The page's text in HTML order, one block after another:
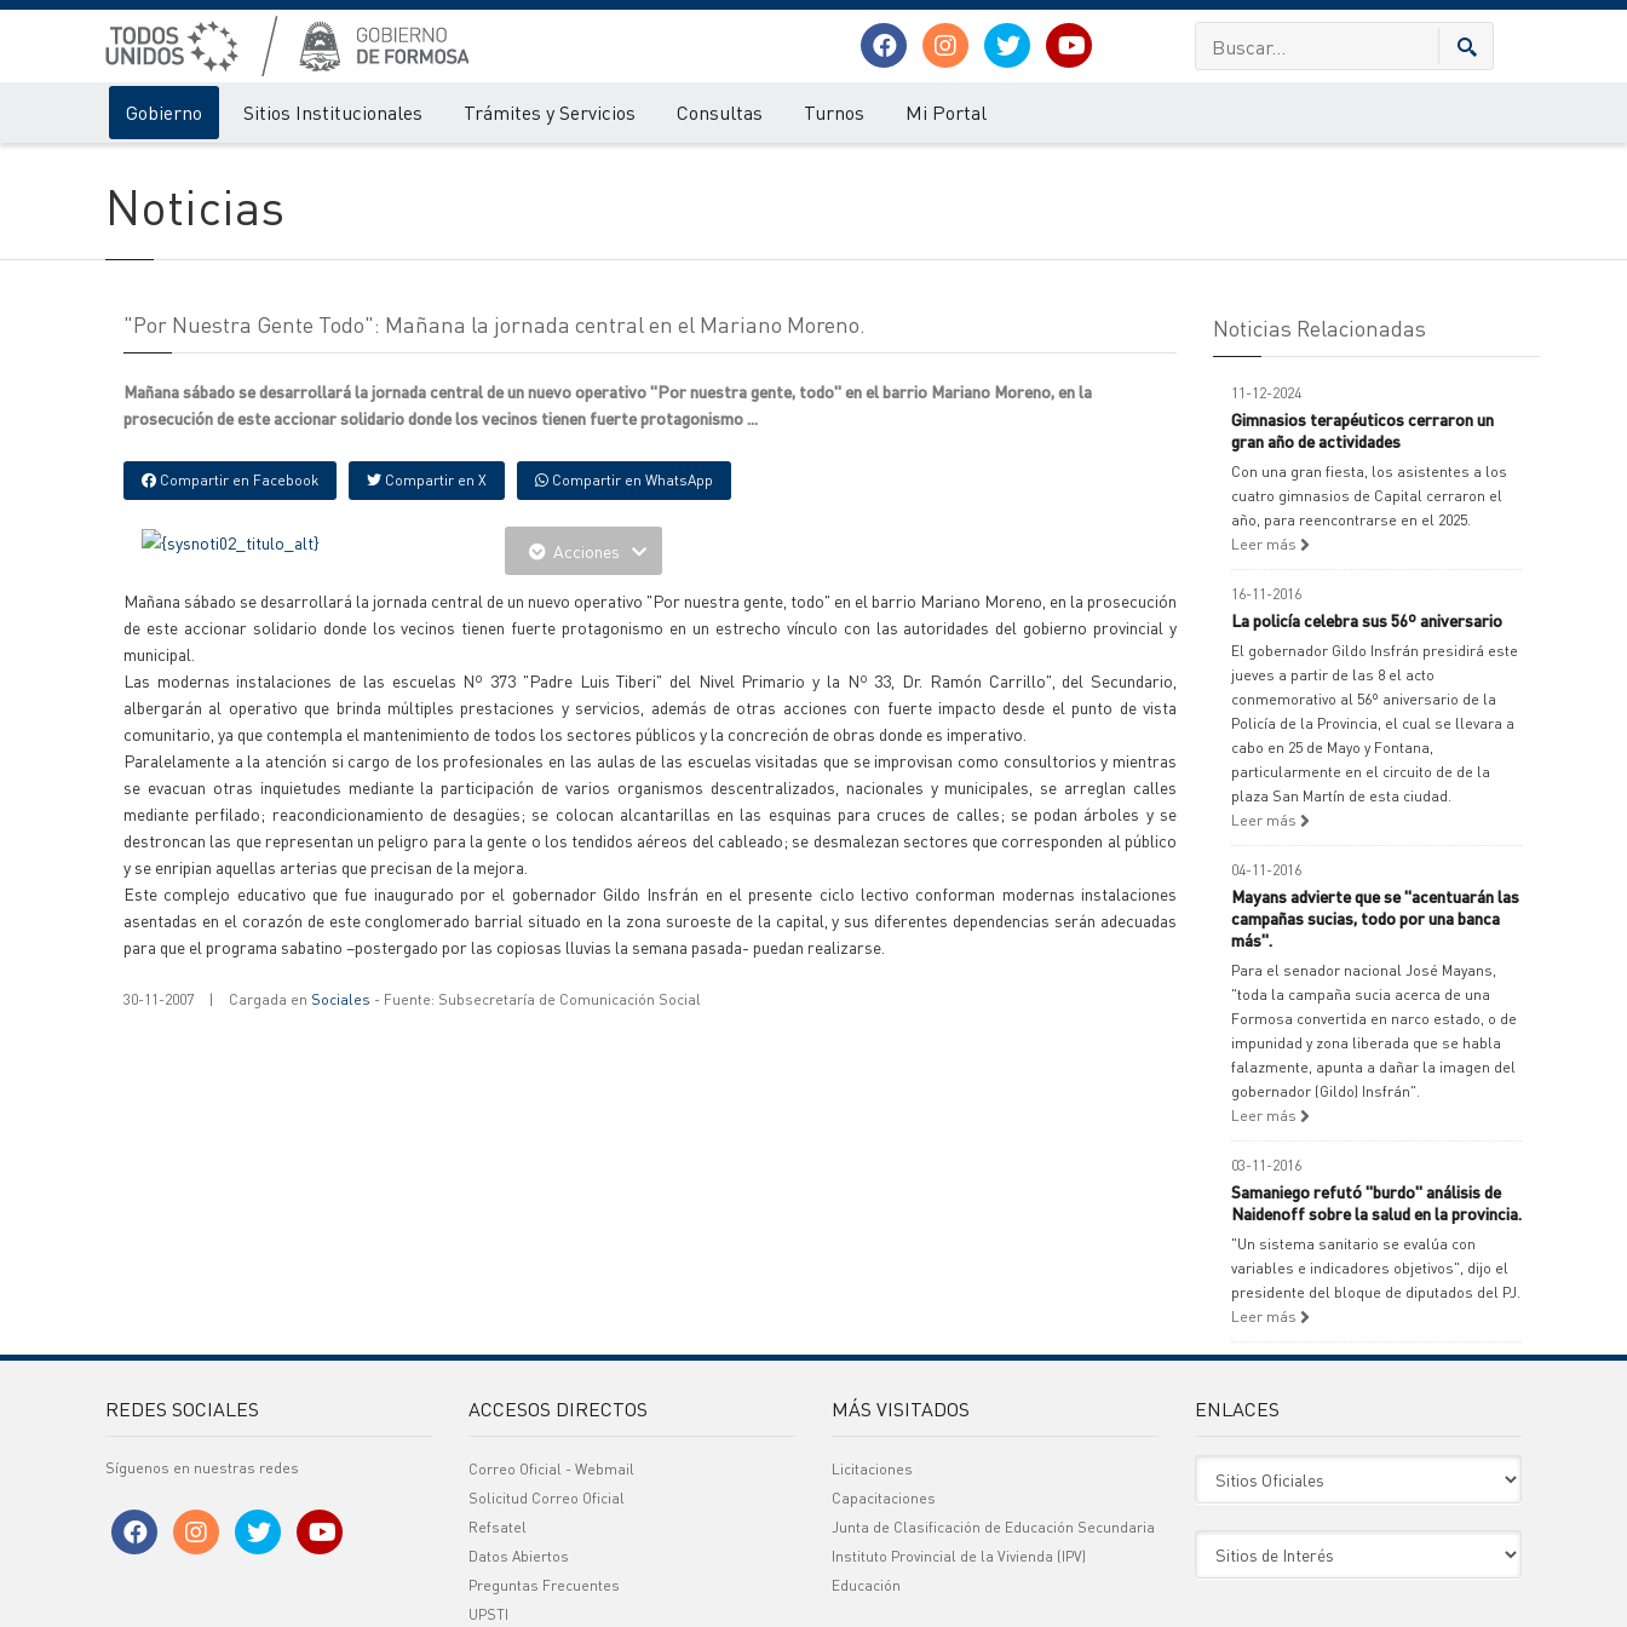
Gobierno Sitios Institucionales Trámites y Servicios Consultas Turnos Mi Portal
Noticias
"Por Nuestra Gente Todo": Mañana la jornada central en el Mariano Moreno.
Mañana sábado se desarrollará la jornada central de un nuevo operativo "Por nuestra gente, todo" en el barrio Mariano Moreno, en la
prosecución de este accionar solidario donde los vecinos tienen fuerte protagonismo ...
Compartir en Facebook Compartir en X Compartir en WhatsApp
Acciones
Mañana sábado se desarrollará la jornada central de un nuevo operativo "Por nuestra gente, todo" en el barrio Mariano Moreno, en la prosecución
de este accionar solidario donde los vecinos tienen fuerte protagonismo en un estrecho vínculo con las autoridades del gobierno provincial y
municipal.
Las modernas instalaciones de las escuelas Nº 373 "Padre Luis Tiberi" del Nivel Primario y la Nº 33, Dr. Ramón Carrillo", del Secundario,
albergarán al operativo que brinda múltiples prestaciones y servicios, además de otras acciones con fuerte impacto desde el punto de vista
comunitario, ya que contempla el mantenimiento de todos los sectores públicos y la concreción de obras donde es imperativo.
Paralelamente a la atención si cargo de los profesionales en las aulas de las escuelas visitadas que se improvisan como consultorios y mientras
se evacuan otras inquietudes mediante la participación de varios organismos descentralizados, nacionales y municipales, se arreglan calles
mediante perfilado; reacondicionamiento de desagües; se colocan alcantarillas en las esquinas para cruces de calles; se podan árboles y se
destroncan las que representan un peligro para la gente o los tendidos aéreos del cableado; se desmalezan sectores que corresponden al público
y se enripian aquellas arterias que precisan de la mejora.
Este complejo educativo que fue inaugurado por el gobernador Gildo Insfrán en el presente ciclo lectivo conforman modernas instalaciones
asentadas en el corazón de este conglomerado barrial situado en la zona suroeste de la capital, y sus diferentes dependencias serán adecuadas
para que el programa sabatino –postergado por las copiosas lluvias la semana pasada- puedan realizarse.
30-11-2007 | Cargada en Sociales - Fuente: Subsecretaría de Comunicación Social
Noticias Relacionadas
11-12-2024
Gimnasios terapéuticos cerraron un
gran año de actividades
Con una gran fiesta, los asistentes a los
cuatro gimnasios de Capital cerraron el
año, para reencontrarse en el 2025.
Leer más
16-11-2016
La policía celebra sus 56º aniversario
El gobernador Gildo Insfrán presidirá este
jueves a partir de las 8 el acto
conmemorativo al 56º aniversario de la
Policía de la Provincia, el cual se llevara a
cabo en 25 de Mayo y Fontana,
particularmente en el circuito de de la
plaza San Martín de esta ciudad.
Leer más
04-11-2016
Mayans advierte que se "acentuarán las
campañas sucias, todo por una banca
más".
Para el senador nacional José Mayans,
"toda la campaña sucia acerca de una
Formosa convertida en narco estado, o de
impunidad y zona liberada que se habla
falazmente, apunta a dañar la imagen del
gobernador (Gildo) Insfrán".
Leer más
03-11-2016
Samaniego refutó "burdo" análisis de
Naidenoff sobre la salud en la provincia.
"Un sistema sanitario se evalúa con
variables e indicadores objetivos", dijo el
presidente del bloque de diputados del PJ.
Leer más
REDES SOCIALES
Síguenos en nuestras redes
ACCESOS DIRECTOS
Correo Oficial - Webmail
Solicitud Correo Oficial
Refsatel
Datos Abiertos
Preguntas Frecuentes
UPSTI
MÁS VISITADOS
Licitaciones
Capacitaciones
Junta de Clasificación de Educación Secundaria
Instituto Provincial de la Vivienda (IPV)
Educación
ENLACES